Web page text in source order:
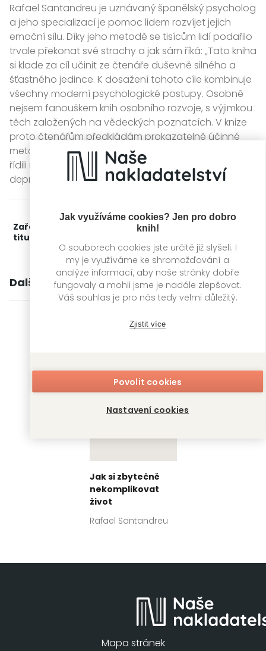
Jak využíváme cookies? Jen pro dobro
knih!
O souborech cookies jste určitě již slyšeli. I
my je využíváme ke shromažďování a
analýze informací, aby naše stránky dobře
fungovaly a mohli jsme je nadále zlepšovat.
Váš souhlas je pro nás tedy velmi důležitý.
Zjistit více
Povolit cookies
Nastavení cookies
Rafael Santandreu je uznávaný španělský psycholog
a jeho specializací je pomoc lidem rozvíjet jejich
emoční sílu. Díky jeho metodě se tisícům lidí podařilo
trvale překonat své strachy a jak sám říká: „Tato kniha
si klade za cíl učinit ze čtenáře duševně silného a
šťastného jedince. K dosažení tohoto cíle kombinuje
všechny moderní psychologické postupy. Osobně
nejsem fanouškem knih osobního rozvoje, s výjimkou
těch založených na vědeckých poznatcích. V knize
proto čtenářům předkládám prokazatelně účinné
metody a mohu potvrdit, že 80 % pacientů, kteří se
řídili mými terapeutickými radami, zcela překonalo
depresi, úzkost, obsese a přehnané strachy.“
Zařažení
titulu:
Odborné publikace
Další knihy autora
Jak si zbytečně
nekomplikovat
život
Rafael Santandreu
Mapa stránek